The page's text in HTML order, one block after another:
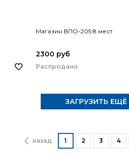
Магазин ВПО-205 8 мест
2300 руб
Распродано
ЗАГРУЗИТЬ ЕЩЁ
назад 1 2 3 4